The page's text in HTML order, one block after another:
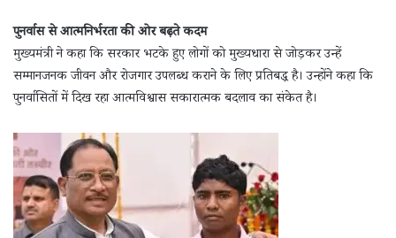
पुनर्वास से आत्मनिर्भरता की ओर बढ़ते कदम
मुख्यमंत्री ने कहा कि सरकार भटके हुए लोगों को मुख्यधारा से जोड़कर उन्हें
सम्मानजनक जीवन और रोजगार उपलब्ध कराने के लिए प्रतिबद्ध है। उन्होंने कहा कि
पुनर्वासितों में दिख रहा आत्मविश्वास सकारात्मक बदलाव का संकेत है।